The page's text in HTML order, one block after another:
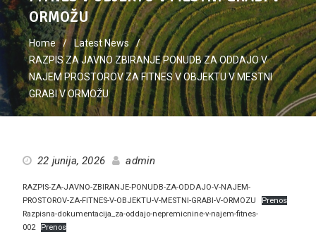
ORMOŽU
Home
Latest News
RAZPIS ZA JAVNO ZBIRANJE PONUDB ZA ODDAJO V
NAJEM PROSTOROV ZA FITNES V OBJEKTU V MESTNI
GRABI V ORMOŽU
22 junija, 2026 admin
RAZPIS-ZA-JAVNO-ZBIRANJE-PONUDB-ZA-ODDAJO-V-NAJEM-
PROSTOROV-ZA-FITNES-V-OBJEKTU-V-MESTNI-GRABI-V-ORMOZU
Prenos
Razpisna-dokumentacija_za-oddajo-nepremicnine-v-najem-fitnes-
002
Prenos